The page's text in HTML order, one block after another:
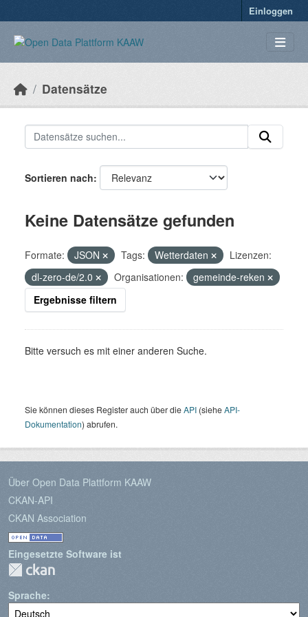
Einloggen
Datensätze
Sortieren nach
Keine Datensätze gefunden
Formate: JSON Tags: Wetterdaten
Lizenzen:
dl-zero-de/2.0
Organisationen:
gemeinde-reken
Ergebnisse filtern
Bitte versuch es mit einer anderen Suche.
Sie können dieses Register auch über dieAPI (sieheAPI-
Dokumentation) abrufen.
Über Open Data Plattform KAAW
CKAN-API
CKAN Association
Eingesetzte Software ist
Sprache